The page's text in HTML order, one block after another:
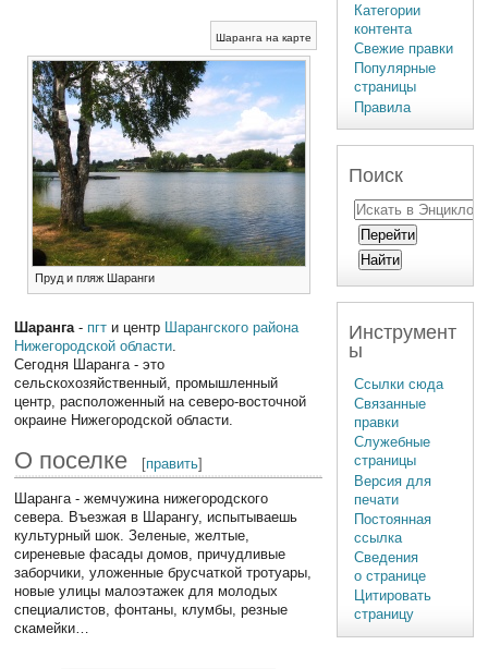
Шаранга на карте
Пруд и пляж Шаранги
Шаранга- пгт и центр Шарангского района
Нижегородской области.
Сегодня Шаранга - это
сельскохозяйственный, промышленный
центр, расположенный на северо-восточной
окраине Нижегородской области.
О поселке [править]
Шаранга - жемчужина нижегородского
севера. Въезжая в Шарангу, испытываешь
культурный шок. Зеленые, желтые,
сиреневые фасады домов, причудливые
заборчики, уложенные брусчаткой тротуары,
новые улицы малоэтажек для молодых
специалистов, фонтаны, клумбы, резные
скамейки…
Категории
контента
Свежие правки
Популярные
страницы
Правила
Поиск
Инструмент
ы
Ссылки сюда
Связанные
правки
Служебные
страницы
Версия для
печати
Постоянная
ссылка
Сведения
о странице
Цитировать
страницу